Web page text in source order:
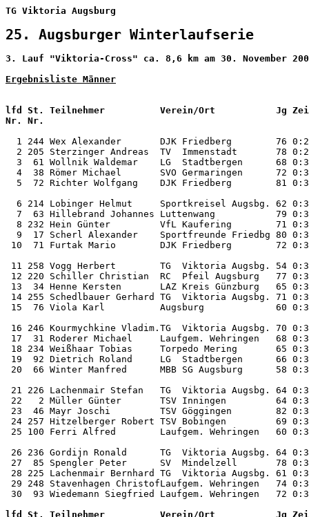
TG Viktoria Augsburg
25. Augsburger
3. Lauf "Viktoria-Cross" ca. 8,6 km am 30. November
Ergebnisliste Männer
lfd St. Teilnehmer          Verein/Ort           Jg Zeit
1 244 Wex Alexander       DJK Friedberg        76
2 205 Sterzinger Andreas  TV  Immenstadt       78
3  61 Wollnik Waldemar    LG  Stadtbergen      68
4  38 Römer Michael       SVO Germaringen      72
5  72 Richter Wolfgang    DJK Friedberg        81
6 214 Lobinger Helmut     Sportkreisel Augsbg. 62
7  63 Hillebrand Johannes Luttenwang           79
8 232 Hein Günter         VfL Kaufering        71
9  17 Scherl Alexander    Sportfreunde Friedbg 80
10  71 Furtak Mario        DJK Friedberg
11 258 Vogg Herbert        TG  Viktoria
12 220 Schiller Christian  RC  Pfeil Augsburg
13  34 Henne Kersten       LAZ Kreis Günzburg
14 255 Schedlbauer Gerhard TG  Viktoria
15  76 Viola Karl          Augsburg
16 246 Kourmychkine Vladim.TG  Viktoria
17  31 Roderer Michael     Laufgem. Wehringen
18 234 Weißhaar Tobias     Torpedo Mering
19  92 Dietrich Roland     LG  Stadtbergen
20  66 Winter Manfred      MBB SG Augsburg
21 226 Lachenmair Stefan   TG  Viktoria
22   2 Müller Günter       TSV Inningen
23  46 Mayr Joschi         TSV Göggingen
24 257 Hitzelberger Robert TSV Bobingen
25 100 Ferri Alfred        Laufgem. Wehringen
26 236 Gordijn Ronald      TG  Viktoria
27  85 Spengler Peter      SV  Mindelzell
28 225 Lachenmair Bernhard TG  Viktoria
29 248 Stavenhagen ChristofLaufgem.
lfd St. Teilnehmer          Verein/Ort           Jg Zeit